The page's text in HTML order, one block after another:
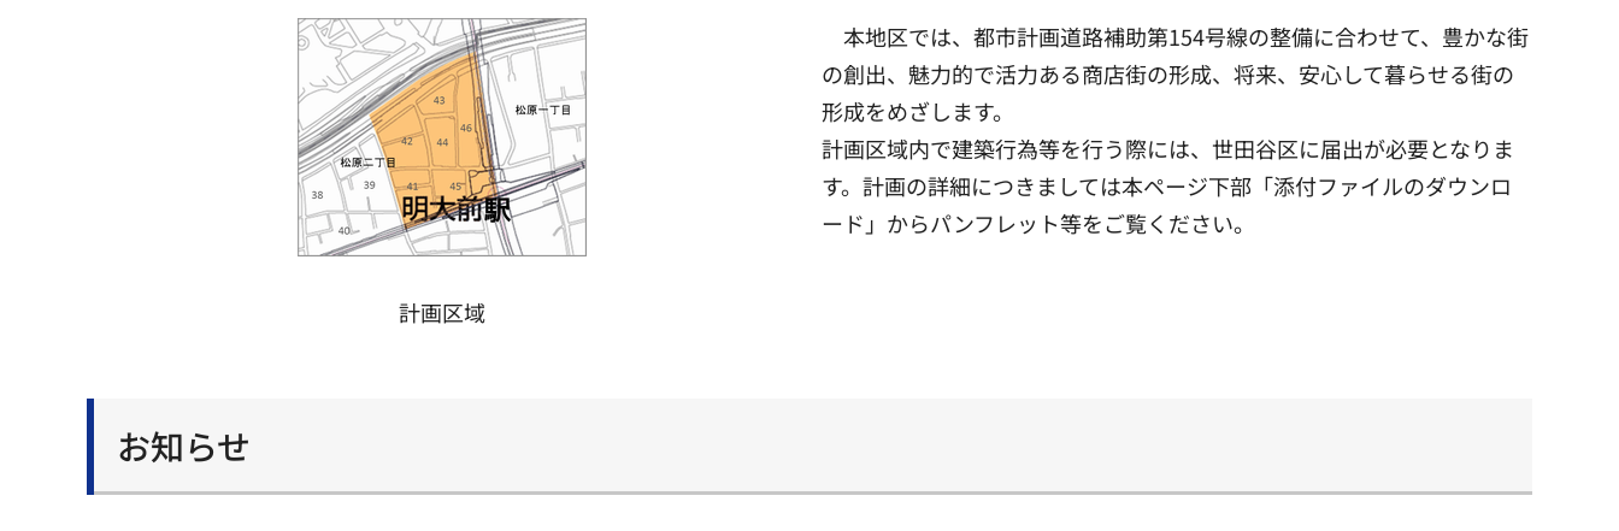
計画区域
本地区では、都市計画道路補助第154号線の整備に合わせて、豊かな街
の創出、魅力的で活力ある商店街の形成、将来、安心して暮らせる街の
形成をめざします。
計画区域内で建築行為等を行う際には、世田谷区に届出が必要となりま
す。計画の詳細につきましては本ページ下部「添付ファイルのダウンロ
ード」からパンフレット等をご覧ください。
お知らせ